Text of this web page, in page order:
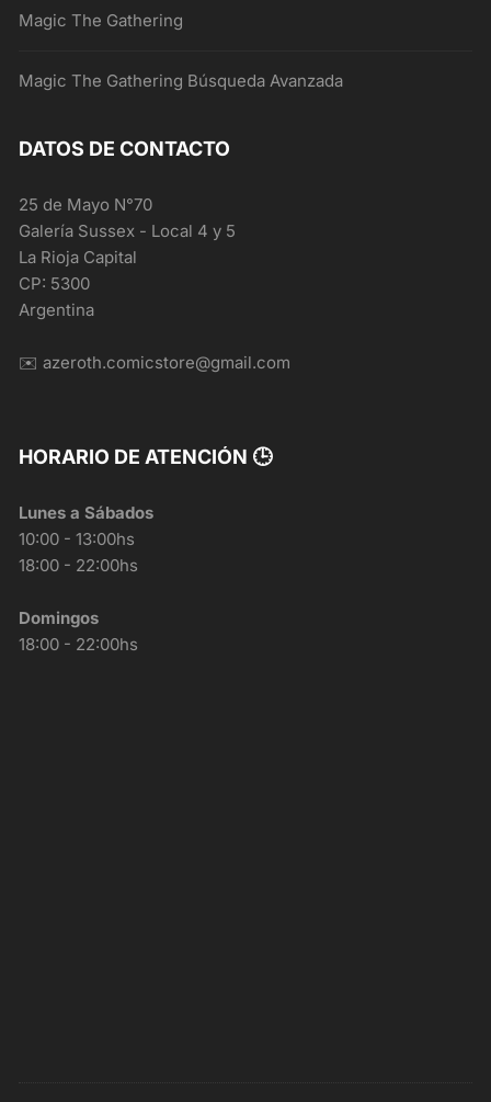
Magic The Gathering
Magic The Gathering Búsqueda Avanzada
DATOS DE CONTACTO
25 de Mayo N°70
Galería Sussex - Local 4 y 5
La Rioja Capital
CP: 5300
Argentina
✉️ azeroth.comicstore@gmail.com
HORARIO DE ATENCIÓN 🕒
Lunes a Sábados
10:00 - 13:00hs
18:00 - 22:00hs
Domingos
18:00 - 22:00hs